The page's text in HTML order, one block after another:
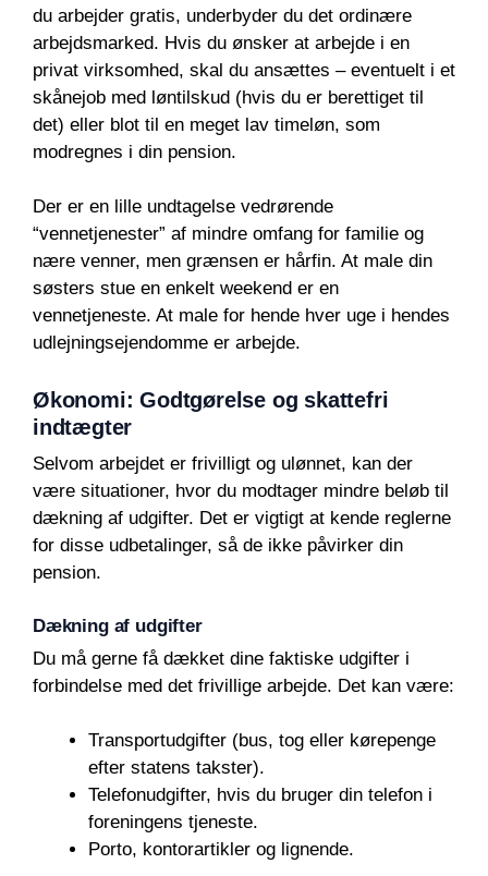
du arbejder gratis, underbyder du det ordinære
arbejdsmarked. Hvis du ønsker at arbejde i en
privat virksomhed, skal du ansættes – eventuelt i et
skånejob med løntilskud (hvis du er berettiget til
det) eller blot til en meget lav timeløn, som
modregnes i din pension.
Der er en lille undtagelse vedrørende
“vennetjenester” af mindre omfang for familie og
nære venner, men grænsen er hårfin. At male din
søsters stue en enkelt weekend er en
vennetjeneste. At male for hende hver uge i hendes
udlejningsejendomme er arbejde.
Økonomi: Godtgørelse og skattefri
indtægter
Selvom arbejdet er frivilligt og ulønnet, kan der
være situationer, hvor du modtager mindre beløb til
dækning af udgifter. Det er vigtigt at kende reglerne
for disse udbetalinger, så de ikke påvirker din
pension.
Dækning af udgifter
Du må gerne få dækket dine faktiske udgifter i
forbindelse med det frivillige arbejde. Det kan være:
Transportudgifter (bus, tog eller kørepenge
efter statens takster).
Telefonudgifter, hvis du bruger din telefon i
foreningens tjeneste.
Porto, kontorartikler og lignende.